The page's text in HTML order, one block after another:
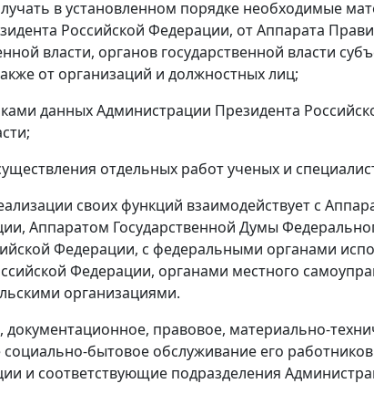
в установленном порядке необходимые
Российской Федерации, от Аппарата
власти, органов государственной власти
от организаций и должностных лиц;
данных Администрации Президента
отдельных работ ученых и
своих функций взаимодействует с
Аппаратом Государственной Думы
Федерации, с федеральными органами
Федерации, органами местного
организациями.
правовое, материально-
бытовое обслуживание его
и соответствующие подразделения